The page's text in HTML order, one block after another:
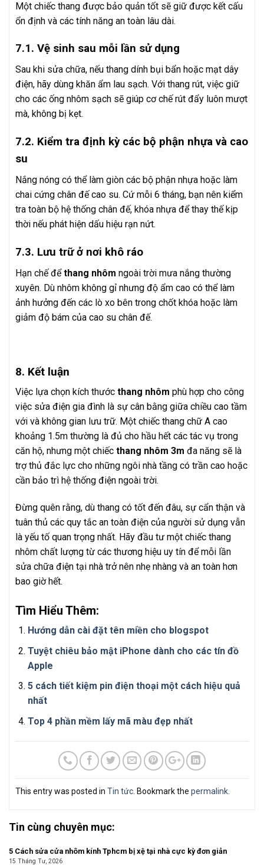
Một chiếc thang được bảo quản tốt sẽ giữ được kết cấu
ổn định và các tính năng an toàn lâu dài.
7.1. Vệ sinh sau mỗi lần sử dụng
Sau khi sửa chữa, nếu thang dính bụi bẩn hoặc mạt dây
điện, hãy dùng khăn ẩm lau sạch. Với thang rút, việc giữ
cho các ống nhôm sạch sẽ giúp cơ chế rút đẩy luôn mượt
mà, không bị kẹt.
7.2. Kiểm tra định kỳ các bộ phận nhựa và cao
su
Nắng nóng có thể làm giòn các bộ phận nhựa hoặc làm
chai cứng chân đế cao su. Cứ mỗi 6 tháng, bạn nên kiểm
tra toàn bộ hệ thống chân đế, khóa nhựa để thay thế kịp
thời nếu phát hiện dấu hiệu rạn nứt.
7.3. Lưu trữ ở nơi khô ráo
Hạn chế đểthang nhôm ngoài trời mưa nắng thường
xuyên. Dù nhôm không gỉ nhưng độ ẩm cao có thể làm
ảnh hưởng đến các lò xo bên trong chốt khóa hoặc làm
giảm độ bám của cao su chân đế.
8. Kết luận
Việc lựa chọn kích thước thang nhôm phù hợp cho công
việc sửa điện gia đình là sự cân bằng giữa chiều cao tầm
với và không gian lưu trữ. Một chiếc thang chữ A cao
khoảng 1.5m thường là đủ cho hầu hết các tác vụ trong
căn hộ, nhưng một chiếc thang nhôm 3m đa năng sẽ là
trợ thủ đắc lực cho những ngôi nhà tầng có trần cao hoặc
cần bảo trì hệ thống điện ngoài trời.
Đừng quên rằng, dù thang có tốt đến đâu, sự cẩn thận và
tuân thủ các quy tắc an toàn điện của người sử dụng vẫn
là yếu tố quan trọng nhất. Hãy đầu tư một chiếc thang
nhôm chất lượng từ các thương hiệu uy tín để mỗi lần
sửa chữa điện tại nhà trở nên nhẹ nhàng và an toàn hơn
bao giờ hết.
Tìm Hiểu Thêm:
Hướng dẫn cài đặt tên miền cho blogspot
Tuyệt chiêu bảo mật iPhone dành cho các tín đồ
Apple
5 cách tiết kiệm pin điện thoại một cách hiệu quả
nhất
Top 4 phần mềm lấy mã màu đẹp nhất
This entry was posted in Tin tức . Bookmark the permalink
Tin cùng chuyên mục:
5 Cách sửa cửa nhôm kính Tphcm bị xệ tại nhà cực kỳ đơn giản
15 Tháng Tư, 2026